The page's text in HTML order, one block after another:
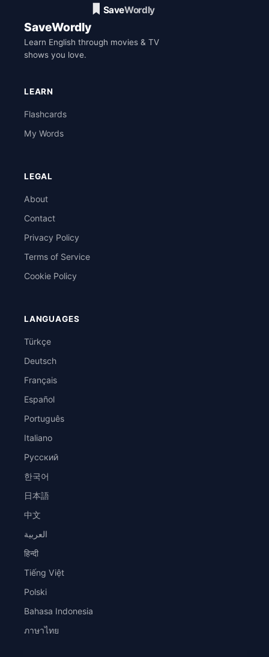
SaveWordly
Learn English through movies & TV
shows you love.
LEARN
Flashcards
My Words
LEGAL
About
Contact
Privacy Policy
Terms of Service
Cookie Policy
LANGUAGES
Türkçe
Deutsch
Français
Español
Português
Italiano
Русский
한국어
日本語
中文
العربية
हिन्दी
Tiếng Việt
Polski
Bahasa Indonesia
ภาษาไทย